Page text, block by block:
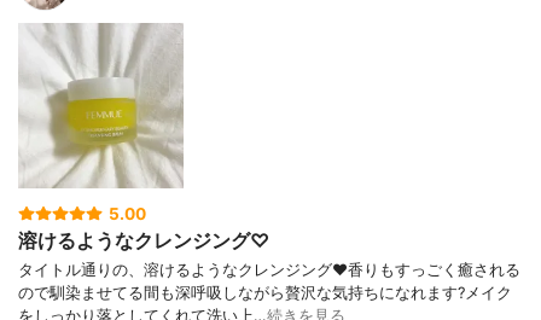
5.00
溶けるようなクレンジング♡
タイトル通りの、溶けるようなクレンジング❤️香りもすっごく癒される
ので馴染ませてる間も深呼吸しながら贅沢な気持ちになれます?メイク
をしっかり落としてくれて洗い上…続きを見る